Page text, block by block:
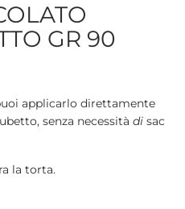
GR 90
applicarlo direttamente
senza necessità disac
la torta.